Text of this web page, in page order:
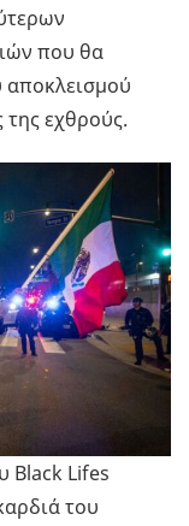
που θα
της εχθρούς.
Black Lifes
του